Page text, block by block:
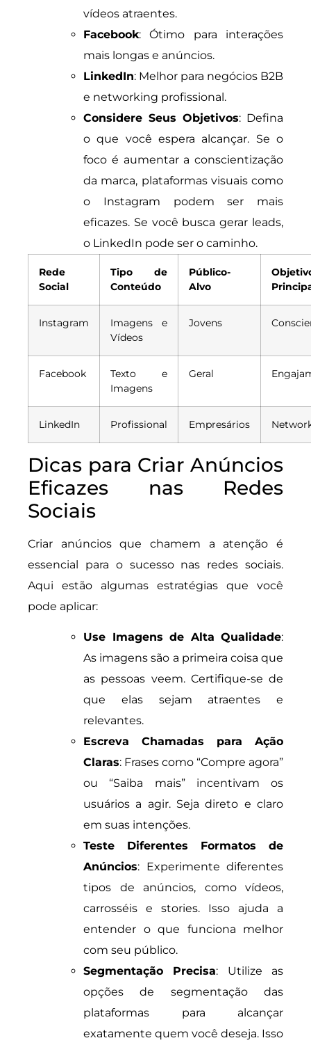
vídeos atraentes.
Facebook: Ótimo para interações
mais longas e anúncios.
LinkedIn: Melhor para negócios B2B
e networking profissional.
Considere Seus Objetivos: Defina
o que você espera alcançar. Se o
foco é aumentar a conscientização
da marca, plataformas visuais como
o Instagram podem ser mais
eficazes. Se você busca gerar leads,
o LinkedIn pode ser o caminho.
Rede
Social
Tipo de
Conteúdo
Público-
Alvo
Instagram
Imagens e
Vídeos
Jovens
Facebook
Texto e
Imagens
Geral
LinkedIn Profissional Empresários
Dicas para Criar Anúncios
Eficazes nas Redes
Sociais
Criar anúncios que chamem a atenção é
essencial para o sucesso nas redes sociais.
Aqui estão algumas estratégias que você
pode aplicar:
Use Imagens de Alta Qualidade:
As imagens são a primeira coisa que
as pessoas veem. Certifique-se de
que elas sejam atraentes e
relevantes.
Escreva Chamadas para Ação
Claras: Frases como “Compre agora”
ou “Saiba mais” incentivam os
usuários a agir. Seja direto e claro
em suas intenções.
Teste Diferentes Formatos de
Anúncios: Experimente diferentes
tipos de anúncios, como vídeos,
carrosséis e stories. Isso ajuda a
entender o que funciona melhor
com seu público.
Segmentação Precisa: Utilize as
opções de segmentação das
plataformas para alcançar
exatamente quem você deseja. Isso